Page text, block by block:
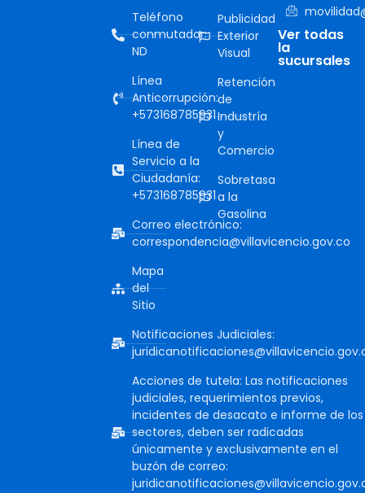
Teléfono
conmutador:
ND
Línea
Anticorrupción:
+573168785931
Línea de
Servicio a la
Ciudadanía:
+573168785931
Correo electrónico:
correspondencia@villavicencio.gov.co
Mapa
del
Sitio
Notificaciones Judiciales:
Acciones de tutela: Las notificaciones
judiciales, requerimientos previos,
incidentes de desacato e informe de los
sectores, deben ser radicadas
únicamente y exclusivamente en el
buzón de correo:
Publicidad
Exterior
Visual
Retención
de
Industría
y
Comercio
Sobretasa
a la
Gasolina
Ver todas
la
sucursales